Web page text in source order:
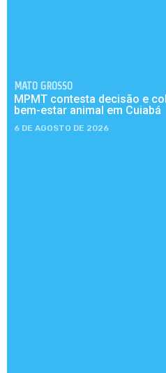
MATO GROSSO
MPMT contesta decisão e
bem-estar animal em Cuiabá
6 DE AGOSTO DE 2026